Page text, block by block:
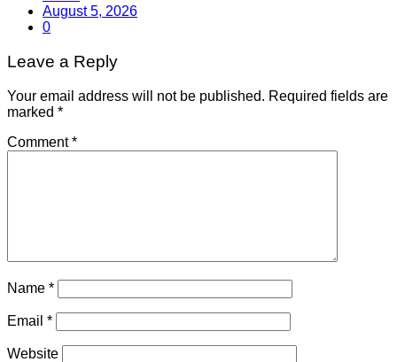
August 5, 2026
0
Leave a Reply
Your email address will not be published. Required fields are
marked *
Comment*
Name *
Email *
Website